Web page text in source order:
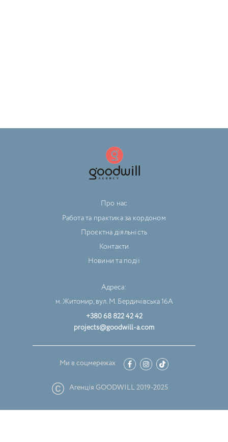
Про нас
Работа та практика за кордоном
Проєктна діяльність
Контакти
Новини та події
Адреса:
м. Житомир, вул. М. Бердичівська 16А
+380 68 822 42 42
projects@goodwill-a.com
Ми в соцмережах
Агенція GOODWILL 2019-2025